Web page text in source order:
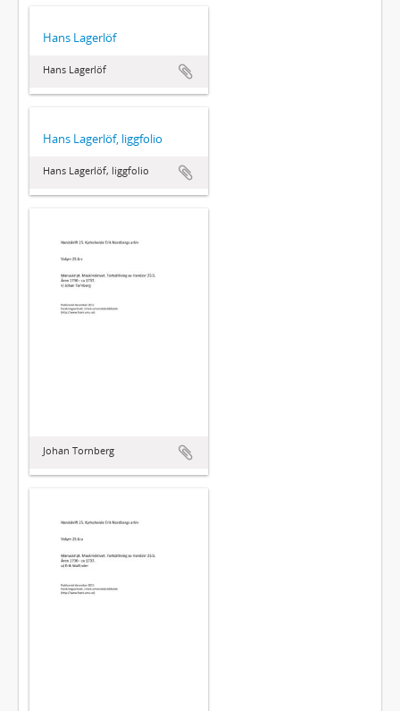
Hans Lagerlöf
Hans Lagerlöf
Hans Lagerlöf, liggfolio
Hans Lagerlöf, liggfolio
Johan Tornberg